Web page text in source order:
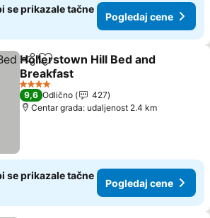
se prikazale tačne
Pogledaj cene
Deli Dodati u favorite
Hollerstown Hill Bed and
Breakfast
Pogledaj cene
4 Zvezdice
9,6 Odlično
427
Centar grada: udaljenost 2.4 km
se prikazale tačne
Pogledaj cene